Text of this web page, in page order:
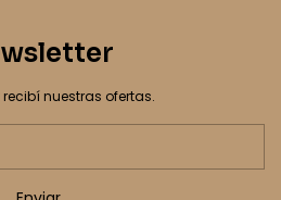
recibí nuestras ofertas.